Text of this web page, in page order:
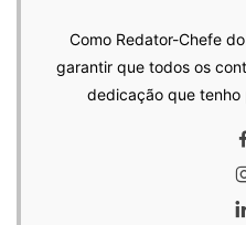
Como Redator-Chefe
garantir que todos os
dedicação que tenho